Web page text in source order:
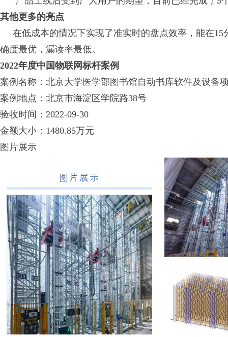
其他更多的亮点
在低成本的情况下实现了准实时的盘点效率，能在15
确度最优，漏读率最低。
2022年度中国物联网标杆案例
案例名称：北京大学医学部图书馆自动书库软件及设备
案例地点：北京市海淀区学院路38号
验收时间：2022-09-30
金额大小：1480.85万元
图片展示